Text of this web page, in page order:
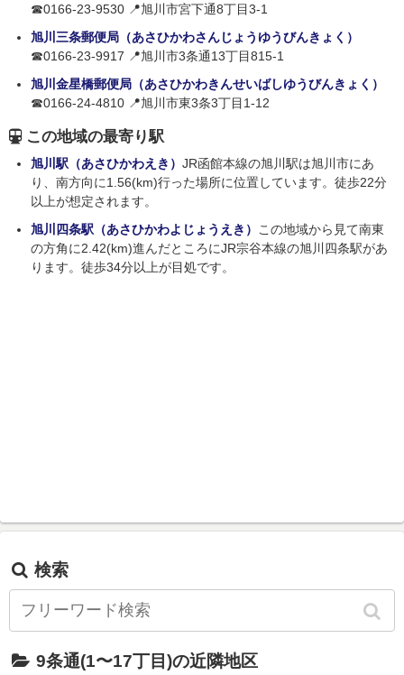
☎0166-23-9530 📍旭川市宮下通8丁目3-1
旭川三条郵便局（あさひかわさんじょうゆうびんきょく）
☎0166-23-9917 📍旭川市3条通13丁目815-1
旭川金星橋郵便局（あさひかわきんせいばしゆうびんきょく）
☎0166-24-4810 📍旭川市東3条3丁目1-12
この地域の最寄り駅
旭川駅（あさひかわえき） JR函館本線の旭川駅は旭川市にあ
り、南方向に1.56(km)行った場所に位置しています。徒歩22分
以上が想定されます。
旭川四条駅（あさひかわよじょうえき） この地域から見て南東
の方角に2.42(km)進んだところにJR宗谷本線の旭川四条駅があ
ります。徒歩34分以上が目処です。
検索
9条通(1〜17丁目)の近隣地区